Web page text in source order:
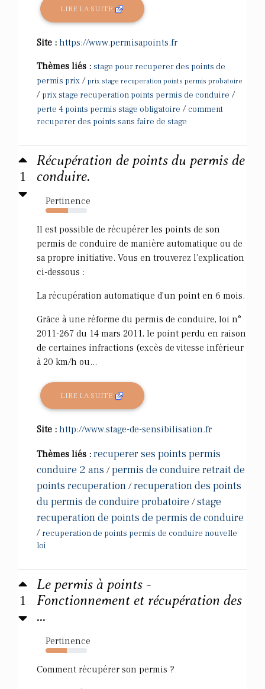
LIRE LA SUITE
Site : https://www.permisapoints.fr
Thèmes liés : stage pour recuperer des points de
permis prix / prix stage recuperation points permis probatoire
/ prix stage recuperation points permis de conduire /
perte 4 points permis stage obligatoire / comment
recuperer des points sans faire de stage
1
Récupération de points du permis de
conduire.
Pertinence
54%
Il est possible de récupérer les points de son
permis de conduire de manière automatique ou de
sa propre initiative. Vous en trouverez l'explication
ci-dessous :
La récupération automatique d'un point en 6 mois.
Grâce à une réforme du permis de conduire, loi n°
2011-267 du 14 mars 2011, le point perdu en raison
de certaines infractions (excès de vitesse inférieur
à 20 km/h ou...
LIRE LA SUITE
Site : http://www.stage-de-sensibilisation.fr
Thèmes liés : recuperer ses points permis
conduire 2 ans /permis de conduire retrait de
points recuperation /recuperation des points
du permis de conduire probatoire /stage
recuperation de points de permis de conduire
/ recuperation de points permis de conduire nouvelle
loi
1
Le permis à points -
Fonctionnement et récupération des
...
Pertinence
52%
Comment récupérer son permis ?